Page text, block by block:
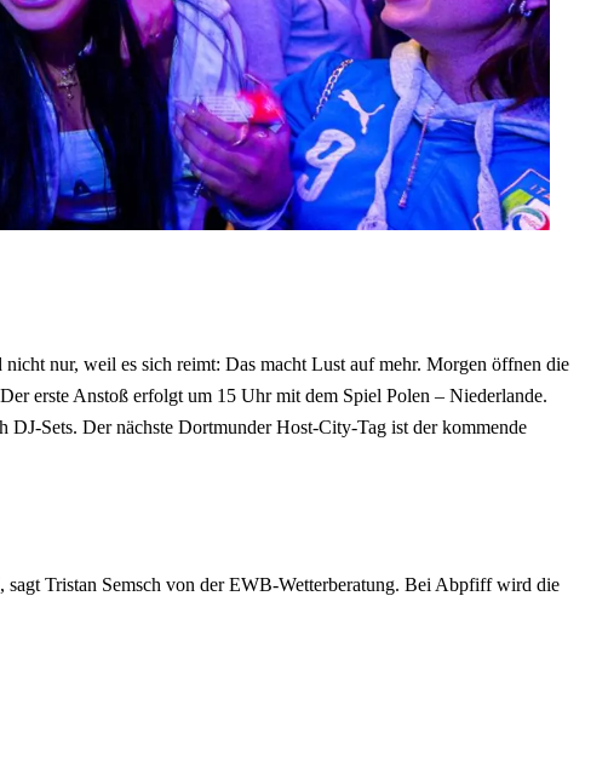
nur, weil es sich reimt: Das macht Lust auf mehr. Morgen öffnen die
erste Anstoß erfolgt um 15 Uhr mit dem Spiel Polen – Niederlande.
Sets. Der nächste Dortmunder Host-City-Tag ist der kommende
Tristan Semsch von der EWB-Wetterberatung. Bei Abpfiff wird die